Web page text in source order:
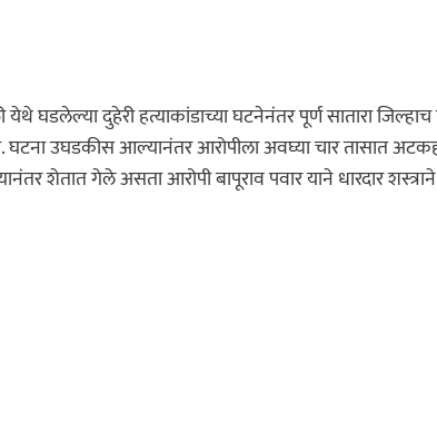
घडलेल्या दुहेरी हत्याकांडाच्या घटनेनंतर पूर्ण सातारा
घटना उघडकीस आल्यानंतर आरोपीला अवघ्या चार तासात
शेतात गेले असता आरोपी बापूराव पवार याने धारदार